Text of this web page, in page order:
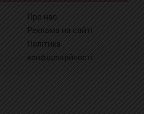
Про нас
Реклама на сайті
Політика
конфіденційності